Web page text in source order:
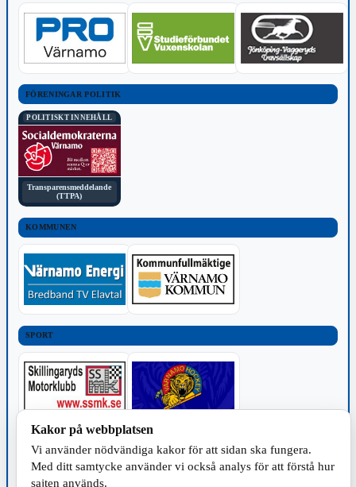
FÖRENINGAR POLITIK
POLITISKT INNEHÅLL
Transparensmeddelande
(TTPA)
KOMMUNEN
SPORT
Kakor på webbplatsen
Vi använder nödvändiga kakor för att sidan ska fungera.
Med ditt samtycke använder vi också analys för att förstå hur
sajten används.